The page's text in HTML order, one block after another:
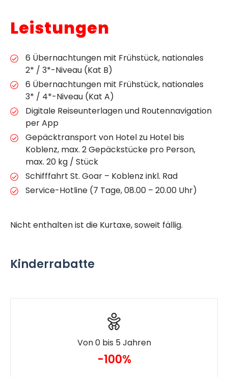
Leistungen
6 Übernachtungen mit Frühstück, nationales
2* / 3*-Niveau (Kat B)
6 Übernachtungen mit Frühstück, nationales
3* / 4*-Niveau (Kat A)
Digitale Reiseunterlagen und Routennavigation
per App
Gepäcktransport von Hotel zu Hotel bis
Koblenz, max. 2 Gepäckstücke pro Person,
max. 20 kg / Stück
Schifffahrt St. Goar – Koblenz inkl. Rad
Service-Hotline (7 Tage, 08.00 – 20.00 Uhr)
Nicht enthalten ist die Kurtaxe, soweit fällig.
Kinderrabatte
Von 0 bis 5 Jahren
-100%